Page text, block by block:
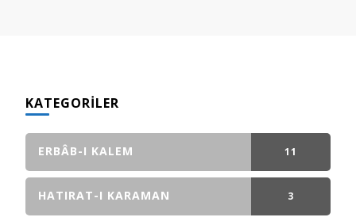
KATEGORILER
ERBÂB-I KALEM 11
GÖNDERI(LER)
HATIRAT-I KARAMAN 3